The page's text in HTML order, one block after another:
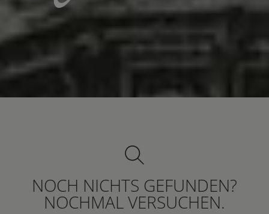
NOCH NICHTS GEFUNDEN?
NOCHMAL VERSUCHEN.